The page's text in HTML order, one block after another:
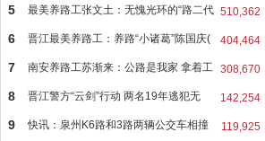
510,362
5 最美养路工张文土：无愧光环的“路二代
404,464
6 晋江最美养路工：养路“小诸葛”陈国庆(
308,670
7 南安养路工苏渐来：公路是我家 拿着工
142,254
8 晋江警方“云剑”行动 两名19年逃犯无
119,925
9 快讯：泉州K6路和3路两辆公交车相撞